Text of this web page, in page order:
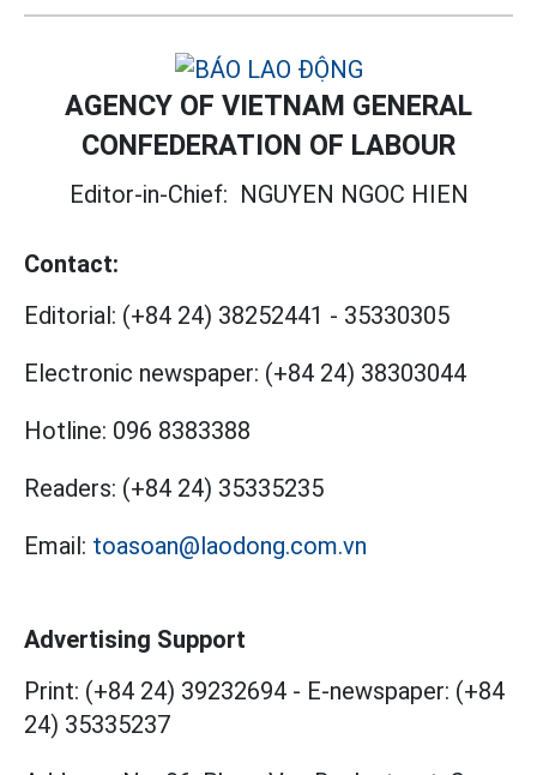
AGENCY OF VIETNAM GENERAL
CONFEDERATION OF LABOUR
Editor-in-Chief: NGUYEN NGOC HIEN
Contact:
Editorial: (+84 24) 38252441 - 35330305
Electronic newspaper: (+84 24) 38303044
Hotline: 096 8383388
Readers: (+84 24) 35335235
Email: toasoan@laodong.com.vn
Advertising Support
Print: (+84 24) 39232694 - E-newspaper: (+84
24) 35335237